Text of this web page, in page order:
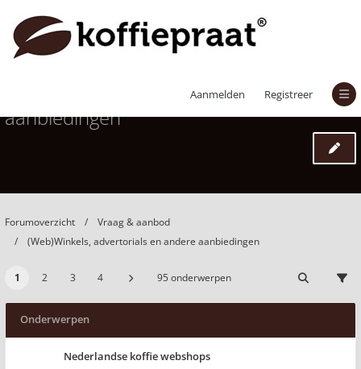
Aanmelden Registreer
(Web)Winkels, advertorials en andere
aanbiedingen
Forumoverzicht
Vraag & aanbod
(Web)Winkels, advertorials en andere aanbiedingen
1 2 3 4 95 onderwerpen
Onderwerpen
Nederlandse koffie webshops